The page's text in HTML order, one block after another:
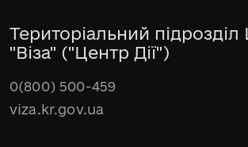
Територіальний
"Віза" ("Центр Дії")
0(800) 500-459
viza.kr.gov.ua